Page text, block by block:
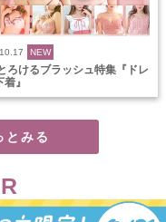
NEW
ろけるブラッシュ特集『ドレ
』
とみる